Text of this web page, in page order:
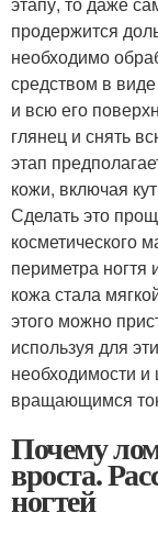
продержится
необходимо
средством в
и всю его
глянец и снять
этап
кожи, включая
Сделать это
косметического
периметра ногтя
кожа стала
этого можно
используя для
необходимости
вращающимся
Почему
вроста.
ногтей